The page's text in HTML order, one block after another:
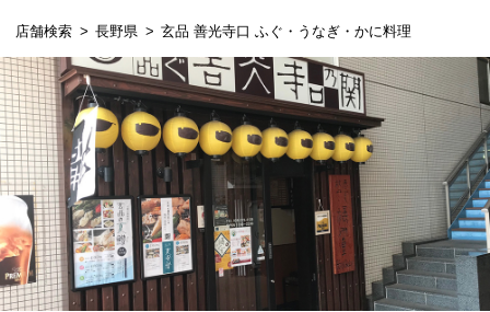
店舗検索 長野県 玄品 善光寺口 ふぐ・うなぎ・かに料理